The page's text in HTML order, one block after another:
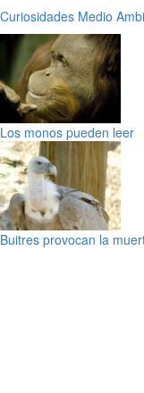
Curiosidades Medio
Los monos pueden leer
Buitres provocan la